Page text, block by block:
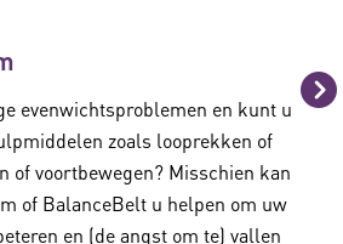
evenwichtsproblemen en kunt u
zoals looprekken of
of voortbewegen? Misschien kan
of BalanceBelt u helpen om uw
en (de angst om te) vallen